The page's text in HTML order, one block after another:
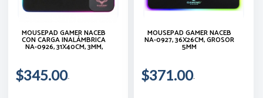
MOUSEPAD GAMER NACEB
CON CARGA INALÁMBRICA
NA-0926, 31X40CM, 3MM,
$345.00
MOUSEPAD GAMER NACEB
NA-0927, 36X26CM, GROSOR
5MM
$371.00